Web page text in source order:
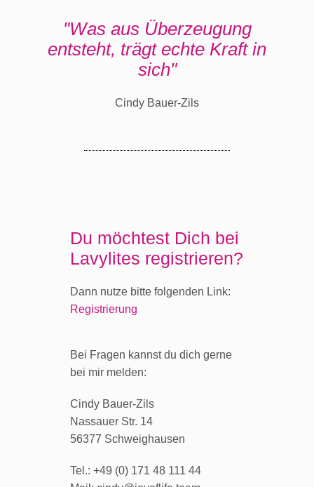
"Was aus Überzeugung
entsteht, trägt echte Kraft in
sich"
Cindy Bauer-Zils
Du möchtest Dich bei
Lavylites registrieren?
Dann nutze bitte folgenden Link:
Registrierung
Bei Fragen kannst du dich gerne
bei mir melden:
Cindy Bauer-Zils
Nassauer Str. 14
56377 Schweighausen
Tel.: +49 (0) 171 48 111 44